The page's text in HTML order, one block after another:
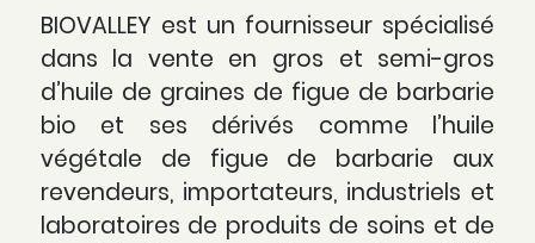
BIOVALLEY est un fournisseur spécialisé
dans la vente en gros et semi-gros
d’huile de graines de figue de barbarie
bio et ses dérivés comme l’huile
végétale de figue de barbarie aux
revendeurs, importateurs, industriels et
laboratoires de produits de soins et de